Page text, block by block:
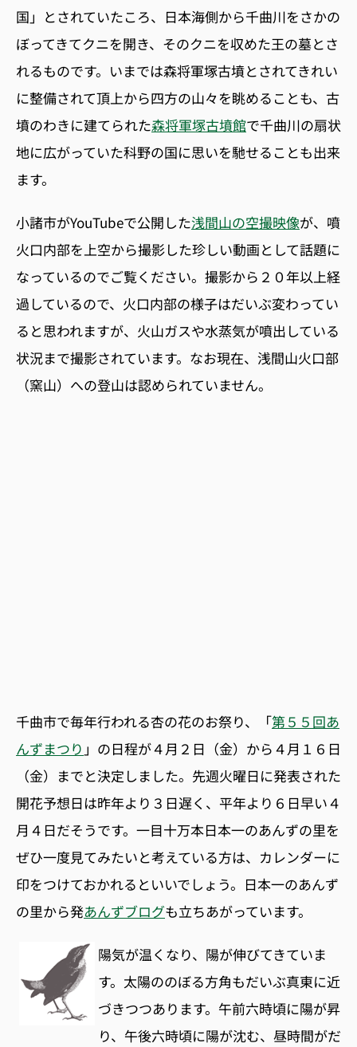
国」とされていたころ、日本海側から千曲川をさかの
ぼってきてクニを開き、そのクニを収めた王の墓とさ
れるものです。いまでは森将軍塚古墳とされてきれい
に整備されて頂上から四方の山々を眺めることも、古
墳のわきに建てられた森将軍塚古墳館で千曲川の扇状
地に広がっていた科野の国に思いを馳せることも出来
ます。
小諸市がYouTubeで公開した浅間山の空撮映像が、噴
火口内部を上空から撮影した珍しい動画として話題に
なっているのでご覧ください。撮影から２０年以上経
過しているので、火口内部の様子はだいぶ変わってい
ると思われますが、火山ガスや水蒸気が噴出している
状況まで撮影されています。なお現在、浅間山火口部
（窯山）への登山は認められていません。
千曲市で毎年行われる杏の花のお祭り、「第５５回あ
んずまつり 」の日程が４月２日（金）から４月１６日
（金）までと決定しました。先週火曜日に発表された
開花予想日は昨年より３日遅く、平年より６日早い４
月４日だそうです。一目十万本日本一のあんずの里を
ぜひ一度見てみたいと考えている方は、カレンダーに
印をつけておかれるといいでしょう。日本一のあんず
の里から発あんずブログも立ちあがっています。
陽気が温くなり、陽が伸びてきていま
す。太陽ののぼる方角もだいぶ真東に近
づきつつあります。午前六時頃に陽が昇
り、午後六時頃に陽が沈む、昼時間がだ